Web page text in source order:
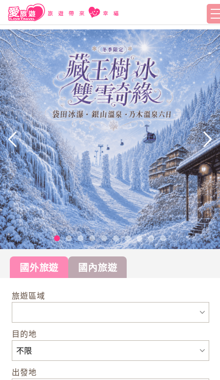
國外旅遊 國內旅遊
旅遊區域
目的地
出發地